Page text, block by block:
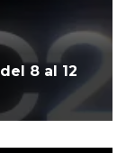
8 al 12